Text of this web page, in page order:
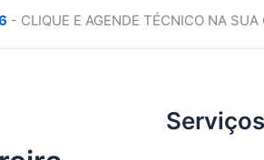
- CLIQUE E AGENDE TÉCNICO NA SUA
Serviços